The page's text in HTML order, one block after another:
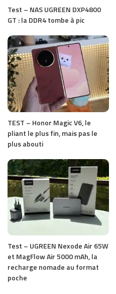
Test – NAS UGREEN DXP4800
GT : la DDR4 tombe à pic
TEST – Honor Magic V6, le
pliant le plus fin, mais pas le
plus abouti
Test – UGREEN Nexode Air 65W
et MagFlow Air 5000 mAh, la
recharge nomade au format
poche